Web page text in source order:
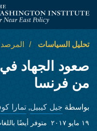
معهد واشنطن لسياسات
تحليل السياسات المرصد
صعود الجهاد
من فرنسا
بواسطة جيل كيبيل, تمارا
١٩ مايو ٢٠١٧ متوفر أيضًا